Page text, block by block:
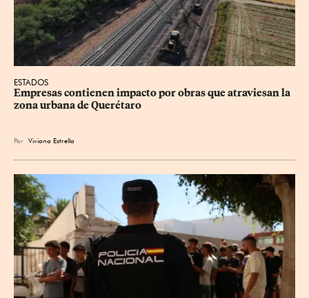
ESTADOS
Empresas contienen impacto por obras que atraviesan la
zona urbana de Querétaro
Por Viviana Estrella